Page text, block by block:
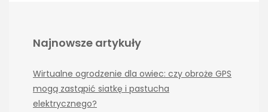
Najnowsze artykuły
Wirtualne ogrodzenie dla owiec: czy obroże GPS
mogą zastąpić siatkę i pastucha
elektrycznego?